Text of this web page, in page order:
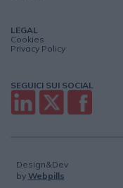
LEGAL
Cookies
Privacy Policy
SEGUICI SUI SOCIAL
Design&Dev
by Webpills